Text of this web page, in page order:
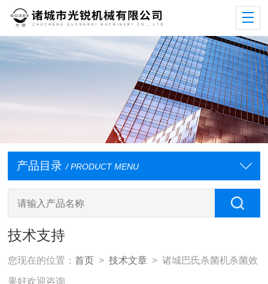
产品目录 / PRODUCT MENU
技术支持
您现在的位置：首页 >技术文章 > 诸城巴氏杀菌机杀菌效
果好欢迎咨询